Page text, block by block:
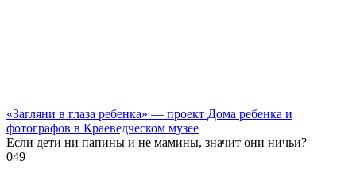
«Загляни в глаза ребенка» — проект Дома ребенка и
фотографов в Краеведческом музее
Если дети ни папины и не мамины, значит они ничьи?
049